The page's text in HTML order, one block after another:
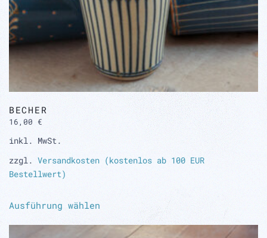
BECHER
16,00 €
inkl. MwSt.
zzgl. Versandkosten (kostenlos ab 100 EUR
Bestellwert)
Ausführung wählen
weist